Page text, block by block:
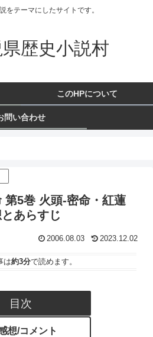
をテーマにしたサイトです。
歴史小説村
このHPについて
問い合わせ
第5巻 火頭-密命・紅蓮
あらすじ
2006.08.03 2023.12.02
は約3分で読めます。
目次
想/コメント